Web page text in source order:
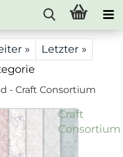
»
Letzter »
- Craft Consortium
Craft
Consortium